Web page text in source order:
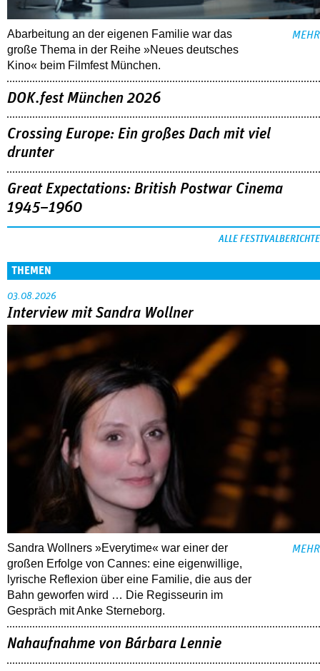
Abarbeitung an der eigenen Familie war das
große Thema in der Reihe »Neues deutsches
Kino« beim Filmfest München.
MEHR
DOK.fest München 2026
Crossing Europe: Ein großes Dach mit viel
drunter
Great Expectations: British Postwar Cinema
1945–1960
ALLE FESTIVALBERICHTE
THEMEN
03.08.2026
Interview mit Sandra Wollner
Sandra Wollners »Everytime« war einer der
großen Erfolge von Cannes: eine eigenwillige,
lyrische Reflexion über eine ­Familie, die aus der
Bahn geworfen wird … Die Regisseurin im
Gespräch mit Anke Sterneborg.
MEHR
Nahaufnahme von Bárbara Lennie